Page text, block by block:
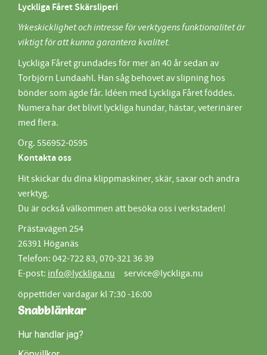
Lyckliga Fåret Skärsliperi
Yrkeskicklighet och intresse för verktygens funktionalitet är
viktigt för att kunna garantera kvalitet.
Lyckliga Fåret grundades för mer än 40 år sedan av
Torbjörn Lundaahl. Han såg behovet av slipning hos
bönder som ägde får. Idéen med Lyckliga Fåret föddes.
Numera har det blivit lyckliga hundar, hästar, veterinärer
med flera.
Org. 556952-0595
Kontakta oss
Hit skickar du dina klippmaskiner, skär, saxar och andra
verktyg.
Du är också välkommen att besöka oss i verkstaden!
Prästavägen 254
26391 Höganäs
Telefon: 042-722 83, 070-321 36 39
E-post: info@lyckliga.nu service@lyckliga.nu
öppettider vardagar kl 7:30 -16:00
Snabblänkar
Hur handlar jag?